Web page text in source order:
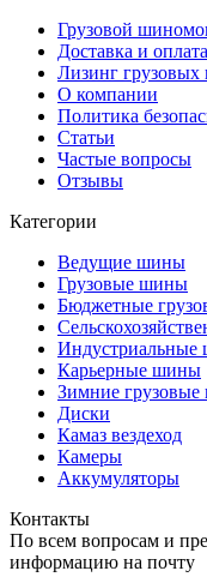
Грузовой
Доставка и оплата
Лизинг
О компании
Политика
Статьи
Частые вопросы
Отзывы
Категории
Ведущие шины
Грузовые шины
Бюджетные
Карьерные шины
Зимние
Диски
Камаз вездеход
Камеры
Аккумуляторы
Контакты
По всем вопросам и
информацию на почту